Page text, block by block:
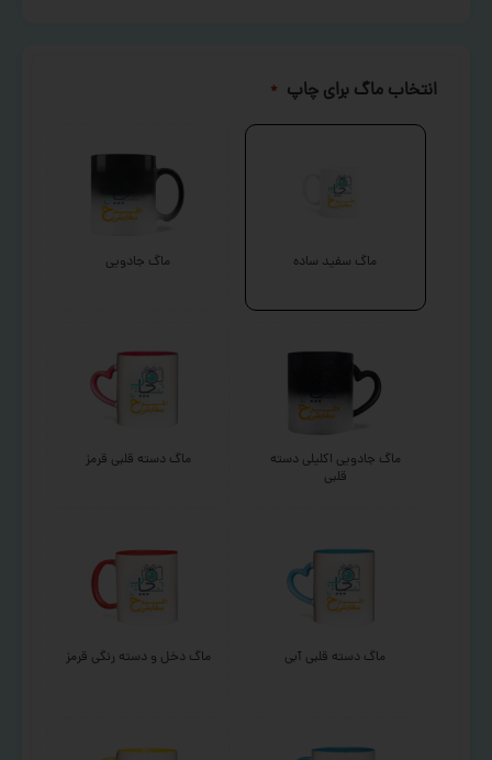
انتخاب ماگ برای چاپ *
ماگ سفید ساده ماگ جادویی
ماگ جادویی اکلیلی دسته
قلبی
ماگ دسته قلبی قرمز
ماگ دسته قلبی آبی ماگ دخل و دسته رنگی قرمز